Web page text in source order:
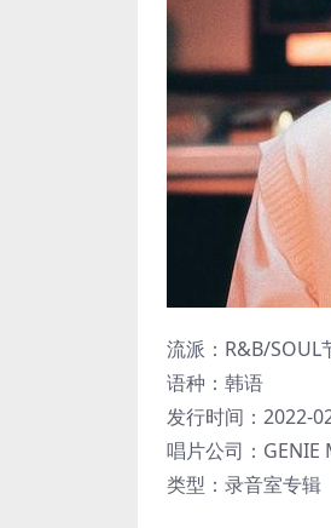
流派：R&B/SOUL
语种：韩语
发行时间：2022-
唱片公司：GENIE
类型：录音室专辑